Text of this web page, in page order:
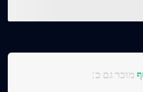
מוכר גם כ